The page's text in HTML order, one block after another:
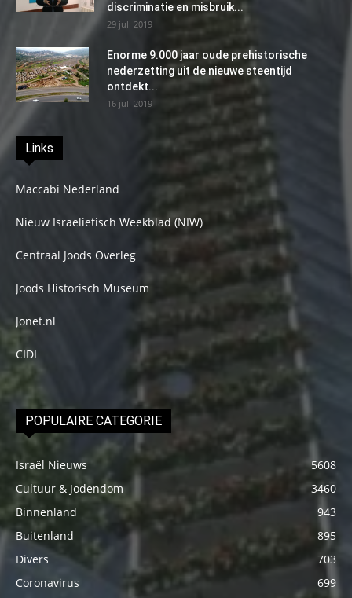
discriminatie en misbruik...
29 juli 2019
Enorme 9.000 jaar oude prehistorische
nederzetting uit de nieuwe steentijd
ontdekt...
16 juli 2019
Links
Maccabi Nederland
Nieuw Israelietisch Weekblad (NIW)
Centraal Joods Overleg
Joods Historisch Museum
Jonet.nl
CIDI
POPULAIRE CATEGORIE
Israël Nieuws
5608
Cultuur & Jodendom
3460
Binnenland
943
Buitenland
895
Divers
703
Coronavirus
699